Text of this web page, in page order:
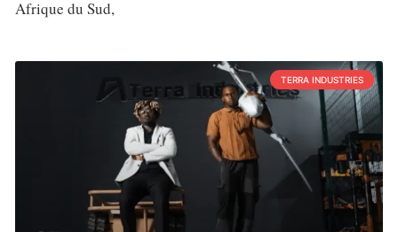
Afrique du Sud,
TERRA INDUSTRIES